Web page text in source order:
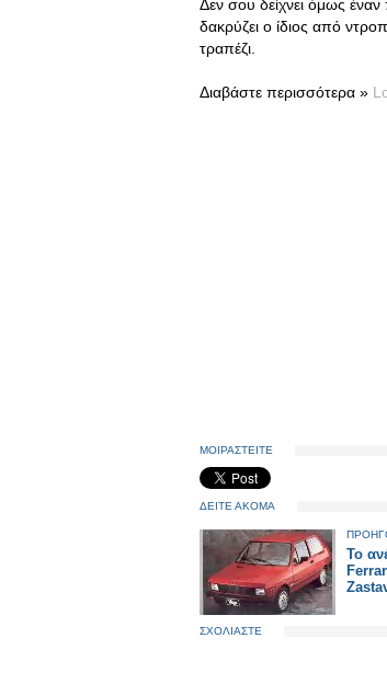
Δεν σου δείχνει όμως έναν
δακρύζει ο ίδιος από
τραπέζι.
Διαβάστε περισσότερα »
ΜΟΙΡΑΣΤΕΙΤΕ
ΔΕΙΤΕ ΑΚΟΜΑ
To
ΣΧΟΛΙΑΣΤΕ